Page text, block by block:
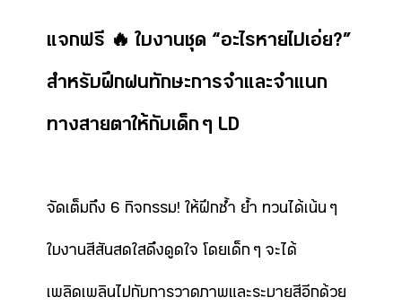
แจกฟรี 🔥 ใบงานชุด “อะไรหายไปเอ่ย?”
สำหรับฝึกฝนทักษะการจำและจำแนก
ทางสายตาให้กับเด็ก ๆ LD
จัดเต็มถึง 6 กิจกรรม! ให้ฝึกซ้ำ ย้ำ ทวนได้เน้น ๆ
ใบงานสีสันสดใสดึงดูดใจ โดยเด็ก ๆ จะได้
เพลิดเพลินไปกับการวาดภาพและระบายสีอีกด้วย